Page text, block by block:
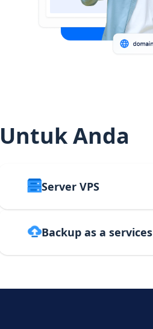
Anda
Server VPS
Backup as a services